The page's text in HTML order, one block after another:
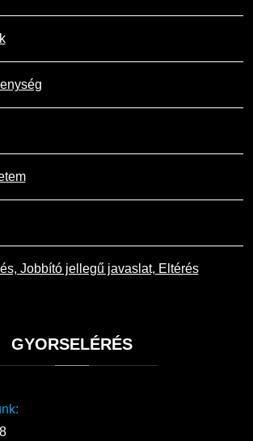
Jobbító jellegű javaslat, Eltérés
GYORSELÉRÉS